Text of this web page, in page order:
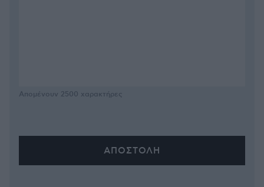
Απομένουν 2500 χαρακτήρες